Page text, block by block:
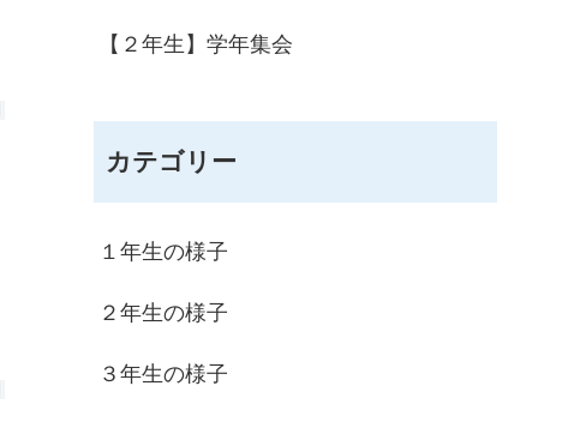
【２年生】学年集会
カテゴリー
１年生の様子
２年生の様子
３年生の様子